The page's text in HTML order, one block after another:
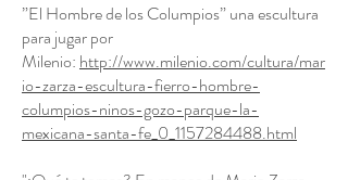
”El Hombre de los Columpios” una escultura
para jugar por
Milenio: http://www.milenio.com/cultura/mar
io-zarza-escultura-fierro-hombre-
columpios-ninos-gozo-parque-la-
mexicana-santa-fe_0_1157284488.html